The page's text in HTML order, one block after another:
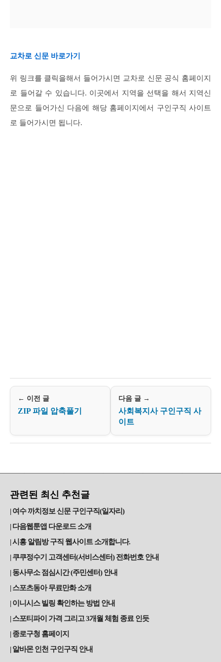
교차로 신문 바로가기
위 링크를 클릭을해서 들어가시면 교차로 신문 공식 홈페이지
로 들어갈 수 있습니다. 이곳에서 지역을 선택을 해서 지역신
문으로 들어가신 다음에 해당 홈페이지에서 구인구직 사이트
로 들어가시면 됩니다.
← 이전 글
ZIP 파일 압축풀기
다음 글 →
사회복지사 구인구직 사
이트
관련된 최신 추천글
여수 까치정보 신문 구인구직(일자리)
다음웹툰앱 다운로드 소개
시흥 알림방 구직 웹사이트 소개합니다.
쿠쿠정수기 고객센터(서비스센터) 전화번호 안내
동사무소 점심시간 (주민센터) 안내
스포츠동아 무료만화 소개
이니시스 빌링 확인하는 방법 안내
스포티파이 가격 그리고 3개월 체험 종료 인듯
종로구청 홈페이지
알바몬 인천 구인구직 안내